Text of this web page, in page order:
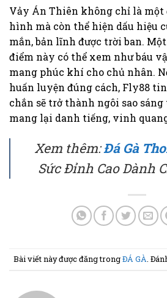
Vảy Án Thiên không chỉ là một
hình mà còn thể hiện dấu hiệu
mắn, bản lĩnh được trời ban.
điểm này có thể xem như báu
mang phúc khí cho chủ nhân.
huấn luyện đúng cách, Fly88
chắn sẽ trở thành ngôi sao
mang lại danh tiếng, vinh
Xem thêm:Đá Gà
Sức Đỉnh Cao Dành
Bài viết này được đăng trongĐÁ GÀ.